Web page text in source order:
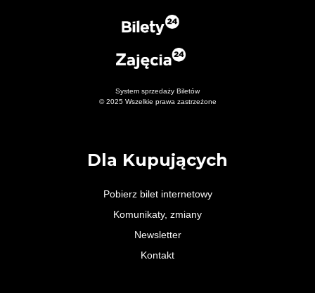
System sprzedaży Biletów
© 2025 Wszelkie prawa zastrzeżone
Dla Kupujących
Pobierz bilet internetowy
Komunikaty, zmiany
Newsletter
Kontakt